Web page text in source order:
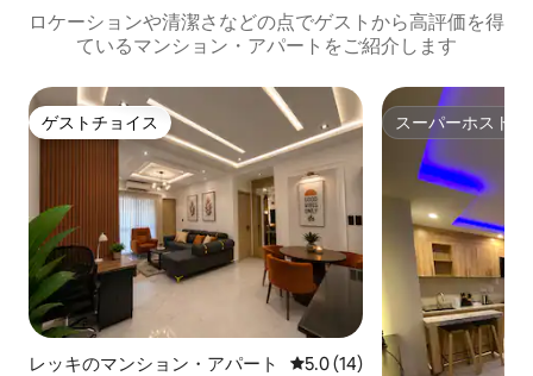
ロケーションや清潔さなどの点でゲストから高評価を得
ているマンション・アパートをご紹介します
ゲストチョイス
ゲストチョイス
レッキのマンション・アパート レビュー14件、5つ星中5.0つ
5.0 (14)
スーパーホスト
スーパーホスト